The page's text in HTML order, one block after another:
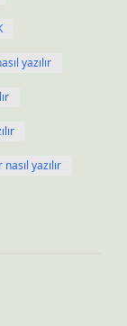
yazılır
yazılır